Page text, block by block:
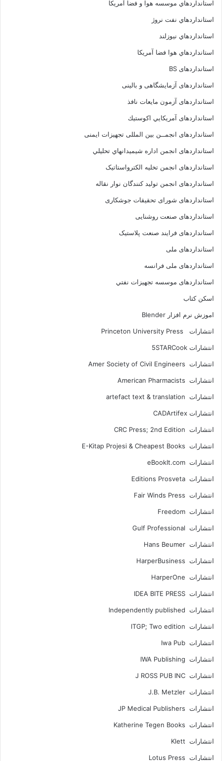
استانداردهاي موسسه هوا و فضا آمريکا
استانداردهاي نفت نروژ
استانداردهاي نيوزلند
استانداردهاي هوا فضا آمريکا
استانداردهای BS
استانداردهای آزمایشگاهی و بالینی
استانداردهای آزمون مایعات نافذ
استانداردهای آمريكايي اكوستيك
استانداردهای انجمــن بين المللى تجهيزات ايمنى
استانداردهای انجمن اداره شيميدانهاي تحليلي
استانداردهای انجمن تخليه الکترواستاتيک
استانداردهای انجمن توليد کنندگان نوار نقاله
استانداردهای شورای تحقیقات جوشکاری
استانداردهای صنعت روشنایی
استانداردهای فرايند صنعت پلاستيک
استانداردهای ملی
استانداردهای ملی فرانسه
استانداردهای موسسه تجهيزات نفتي
اسکن کتاب
اموزش نرم افزار Blender
انتشارات Princeton University Press
انتشارات ‎ 5STARCook
انتشارات Amer Society of Civil Engineers
انتشارات American Pharmacists
انتشارات artefact text & translation
انتشارات ‎ CADArtifex
انتشارات CRC Press; 2nd Edition
انتشارات E-Kitap Projesi & Cheapest Books
انتشارات eBookIt.com
انتشارات Editions Prosveta
انتشارات Fair Winds Press
انتشارات Freedom
انتشارات Gulf Professional
انتشارات Hans Beumer
انتشارات HarperBusiness
انتشارات HarperOne
انتشارات IDEA BITE PRESS
انتشارات Independently published
انتشارات ITGP; Two edition
انتشارات Iwa Pub
انتشارات IWA Publishing
انتشارات J ROSS PUB INC
انتشارات J.B. Metzler
انتشارات JP Medical Publishers
انتشارات Katherine Tegen Books
انتشارات Klett
انتشارات Lotus Press